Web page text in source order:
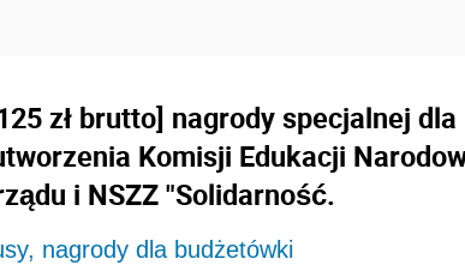
zł brutto] nagrody specjalnej
Komisji Edukacji
i NSZZ "Solidarność.
nagrody dla budżetówki